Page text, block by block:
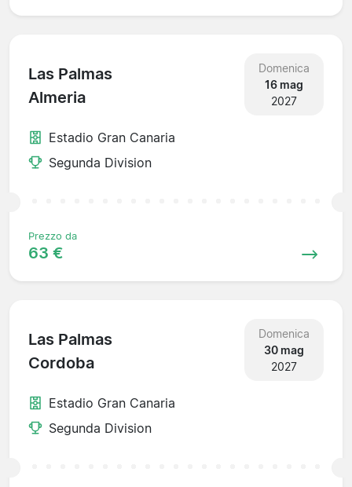
Las Palmas
Almeria
Domenica
16 mag
2027
Estadio Gran Canaria
Segunda Division
Prezzo da
63 €
Las Palmas
Cordoba
Domenica
30 mag
2027
Estadio Gran Canaria
Segunda Division